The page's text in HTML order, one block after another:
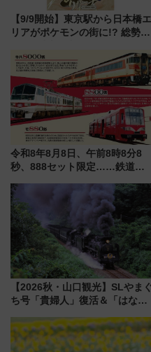
【9/9開始】東京駅から日本橋エ
リアがポケモンの街に!? 総勢
リサーチ」本格謎解き・グッズ
情報まとめ
令和8年8月8日、午前8時8分8
秒、888セット限定……鉄道各
たち
【2026秋・山口観光】SLやま
ち号「貴婦人」復活＆「はなあ
注目観光列車まとめ きっぷの取
り方は？